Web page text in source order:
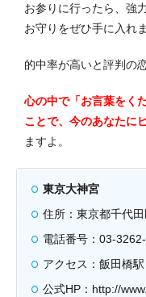
お参りに行ったら、強
お守りをぜひ手に入れ
的中率が高いと評判の
心の中で「お言葉をく
ことで、今のあなたに
ますよ。
東京大神宮
住所：東京都千代
電話番号：03-
アクセス：飯田橋
公式HP：http://